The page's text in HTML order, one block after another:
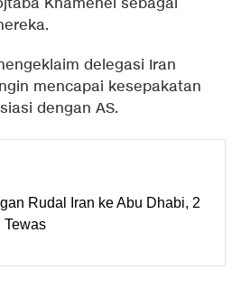
Khamenei sebagai
delegasi Iran
mencapai kesepakatan
dengan AS.
Rudal Iran ke Abu Dhabi, 2
Tewas